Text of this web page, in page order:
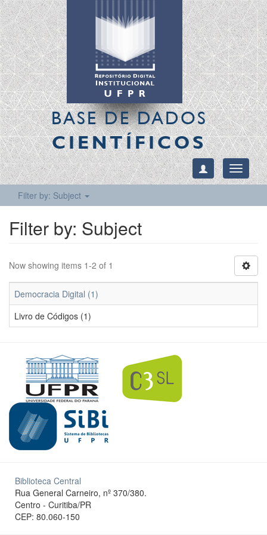
BASE DE DADOS
CIENTÍFICOS
Toggle
Filter by: Subject
Filter by: Subject
Now showing items 1-2 of 1
Democracia Digital (1)
Livro de Códigos (1)
Biblioteca Central
Rua General Carneiro, nº 370/380.
Centro - Curitiba/PR
CEP: 80.060-150